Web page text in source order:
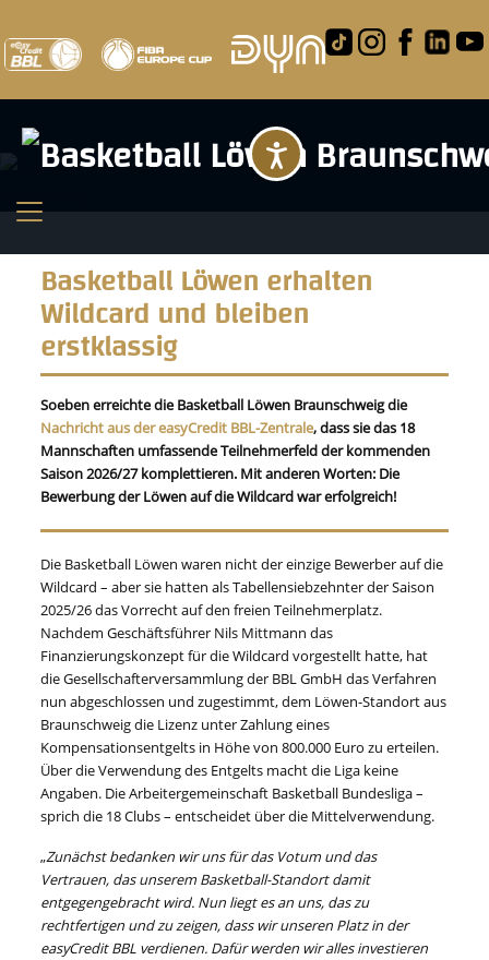
Basketball Löwen erhalten
Wildcard und bleiben
erstklassig
Soeben erreichte die Basketball Löwen Braunschweig die
Nachricht aus der easyCredit BBL-Zentrale, dass sie das 18
Mannschaften umfassende Teilnehmerfeld der kommenden
Saison 2026/27 komplettieren. Mit anderen Worten: Die
Bewerbung der Löwen auf die Wildcard war erfolgreich!
Die Basketball Löwen waren nicht der einzige Bewerber auf die
Wildcard – aber sie hatten als Tabellensiebzehnter der Saison
2025/26 das Vorrecht auf den freien Teilnehmerplatz.
Nachdem Geschäftsführer Nils Mittmann das
Finanzierungskonzept für die Wildcard vorgestellt hatte, hat
die Gesellschafterversammlung der BBL GmbH das Verfahren
nun abgeschlossen und zugestimmt, dem Löwen-Standort aus
Braunschweig die Lizenz unter Zahlung eines
Kompensationsentgelts in Höhe von 800.000 Euro zu erteilen.
Über die Verwendung des Entgelts macht die Liga keine
Angaben. Die Arbeitergemeinschaft Basketball Bundesliga –
sprich die 18 Clubs – entscheidet über die Mittelverwendung.
„Zunächst bedanken wir uns für das Votum und das
Vertrauen, das unserem Basketball-Standort damit
entgegengebracht wird. Nun liegt es an uns, das zu
rechtfertigen und zu zeigen, dass wir unseren Platz in der
easyCredit BBL verdienen. Dafür werden wir alles investieren